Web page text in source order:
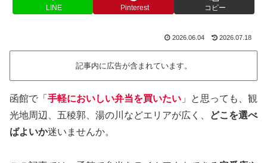
LINE Pinterest コピー
2026.06.04 2026.07.18
記事内に広告が含まれています。
函館で「 手軽においしい弁当を買いたい 」と思っても、観
光地周辺、五稜郭、湯の川などエリアが広く、
どこを選べ
ばよいか迷いませんか。